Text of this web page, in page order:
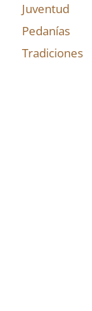
Juventud
Pedanías
Tradiciones